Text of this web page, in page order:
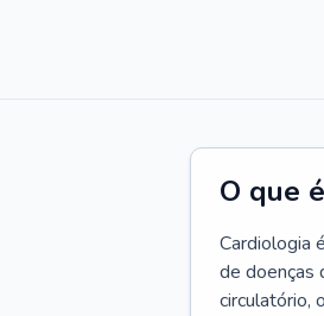
O que
Cardiologia
de doenças
circulatório,